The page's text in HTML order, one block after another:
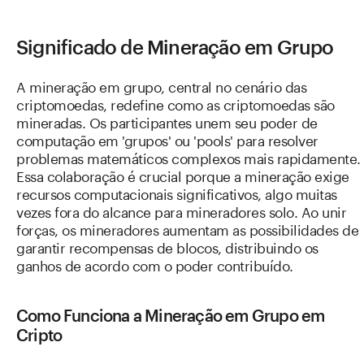
Significado de Mineração em Grupo
A mineração em grupo, central no cenário das
criptomoedas, redefine como as criptomoedas são
mineradas. Os participantes unem seu poder de
computação em 'grupos' ou 'pools' para resolver
problemas matemáticos complexos mais rapidamente.
Essa colaboração é crucial porque a mineração exige
recursos computacionais significativos, algo muitas
vezes fora do alcance para mineradores solo. Ao unir
forças, os mineradores aumentam as possibilidades de
garantir recompensas de blocos, distribuindo os
ganhos de acordo com o poder contribuído.
Como Funciona a Mineração em Grupo em
Cripto